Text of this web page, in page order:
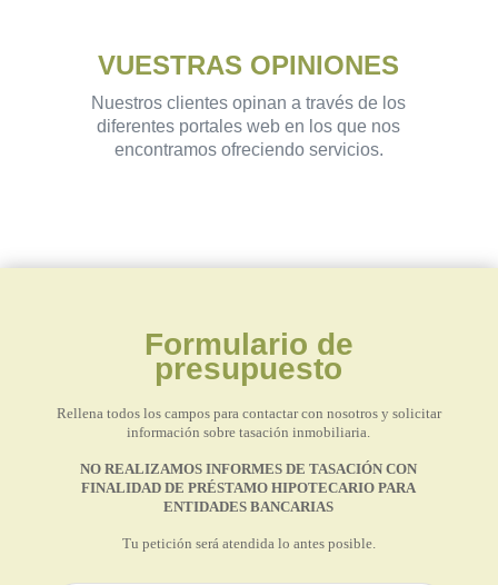
VUESTRAS OPINIONES
Nuestros clientes opinan a través de los
diferentes portales web en los que nos
encontramos ofreciendo servicios.
Formulario de
presupuesto
Rellena todos los campos para contactar con nosotros y solicitar
información sobre tasación inmobiliaria.
NO REALIZAMOS INFORMES DE TASACIÓN CON
FINALIDAD DE PRÉSTAMO HIPOTECARIO PARA
ENTIDADES BANCARIAS
Tu petición será atendida lo antes posible.